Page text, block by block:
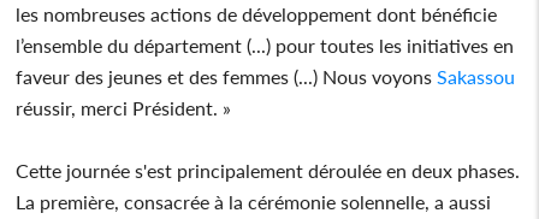
les nombreuses actions de développement dont bénéficie
l’ensemble du département (...) pour toutes les initiatives en
faveur des jeunes et des femmes (...) Nous voyonsSakassou
réussir, merci Président. »
Cette journée s'est principalement déroulée en deux phases.
La première, consacrée à la cérémonie solennelle, a aussi